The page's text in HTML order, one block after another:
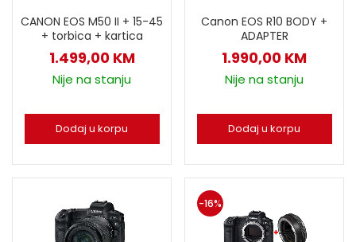
CANON EOS M50 II + 15-45
+ torbica + kartica
1.499,00 KM
Nije na stanju
Dodaj u korpu
Canon EOS R10 BODY +
ADAPTER
1.990,00 KM
Nije na stanju
Dodaj u korpu
-16%